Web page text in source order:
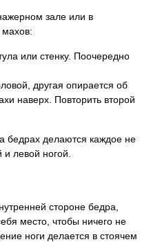
зале или в
или стенку. Поочередно
другая опирается об
наверх. Повторить второй
бедрах делаются каждое не
левой ногой.
стороне бедра,
место, чтобы ничего не
ноги делается в стоячем